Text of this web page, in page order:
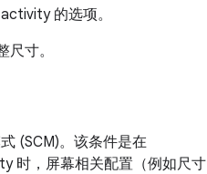
的选项。
寸。
(SCM)。该条件是在
时，屏幕相关配置（例如尺寸